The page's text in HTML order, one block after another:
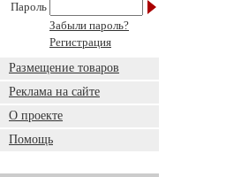
Пароль
Забыли пароль?
Регистрация
Размещение товаров
Реклама на сайте
О проекте
Помощь